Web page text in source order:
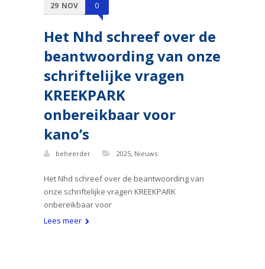
29 NOV 0
Het Nhd schreef over de
beantwoording van onze
schriftelijke vragen
KREEKPARK
onbereikbaar voor
kano’s
beheerder 2025, Nieuws
Het Nhd schreef over de beantwoording van
onze schriftelijke vragen KREEKPARK
onbereikbaar voor
Lees meer